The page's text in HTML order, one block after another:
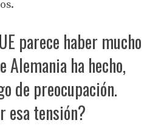
parece haber mucho
Alemania ha hecho,
de preocupación.
esa tensión?